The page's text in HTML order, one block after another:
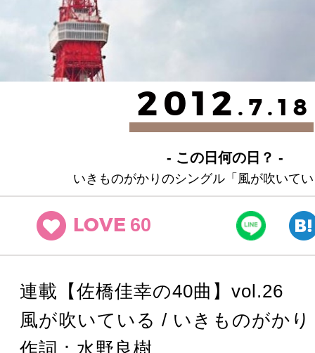
2012 .7.18
- この日何の日？ -
いきものがかりのシングル「風が吹いて
LOVE 60
連載【佐橋佳幸の40曲】vol.26
風が吹いている / ​​いきものがかり
作詞：水野良樹